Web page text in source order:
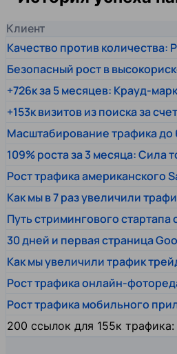
Клиент
Качество против количества:
Безопасный рост в
+726к за 5 месяцев: Крауд-
+153к визитов из поиска за
Масштабирование трафика до
109% роста за 3 месяца: Сила
Рост трафика американского
Как мы в 7 раз увеличили
Путь стримингового стартапа
30 дней и первая страница
Как мы увеличили трафик
Рост трафика онлайн-
Рост трафика мобильного
200 ссылок для 155к